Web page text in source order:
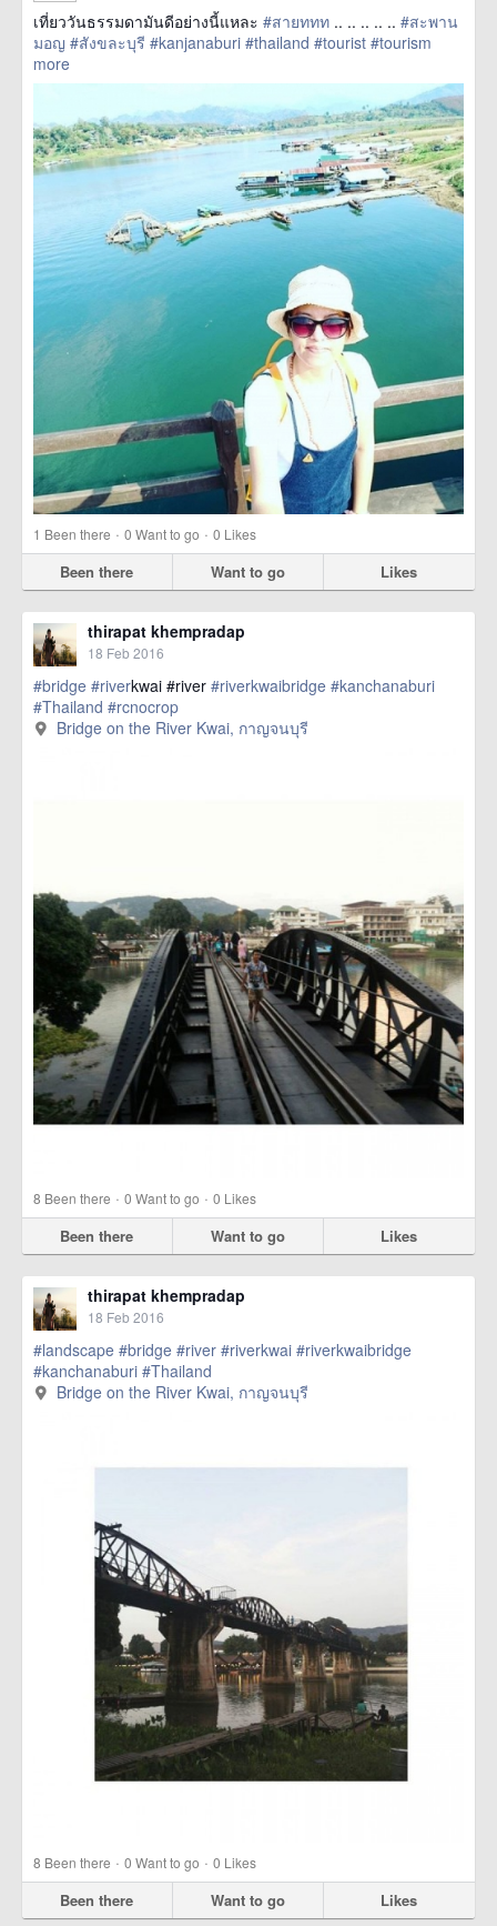
เที่ยว​วัน​ธรรมดา​มัน​ดี​อย่างนี้​แหละ​ #สายททท .. .. .. .. .. #สะพาน
มอญ #สังขละบุรี #kanjanaburi #thailand #tourist #tourism
more
1 Been there · 0 Want to go · 0 Likes
Been there Want to go Likes
thirapat khempradap
18 Feb 2016
#bridge #riverkwai #river #riverkwaibridge #kanchanaburi
#Thailand #rcnocrop
Bridge on the River Kwai, กาญจนบุรี
8 Been there · 0 Want to go · 0 Likes
Been there Want to go Likes
thirapat khempradap
18 Feb 2016
#landscape #bridge #river #riverkwai #riverkwaibridge
#kanchanaburi #Thailand
Bridge on the River Kwai, กาญจนบุรี
8 Been there · 0 Want to go · 0 Likes
Been there Want to go Likes